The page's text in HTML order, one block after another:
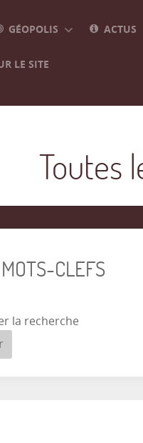
GÉOPOLIS ACTUS
LE SITE
Toutes
CLEFS
la recherche